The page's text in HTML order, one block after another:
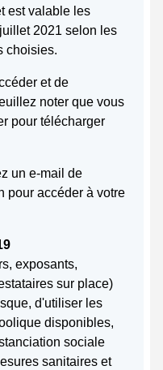
est valable les
2021 selon les
choisies.
et de
noter que vous
pour télécharger
un e-mail de
pour accéder à votre
exposants,
sur place)
d'utiliser les
disponibles,
sociale
sanitaires et